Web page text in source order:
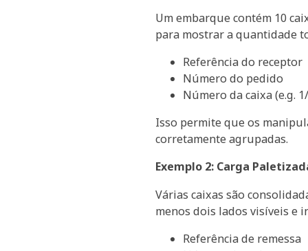
Um embarque contém 10
para mostrar a quantidade
Referência do receptor
Número do pedido
Número da caixa (e.g.
Isso permite que os
corretamente agrupadas.
Exemplo 2: Carga
Várias caixas são
menos dois lados visíveis e
Referência de remessa